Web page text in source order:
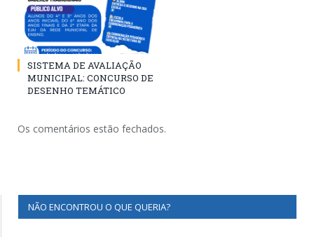
SISTEMA DE AVALIAÇÃO
MUNICIPAL: CONCURSO DE
DESENHO TEMÁTICO
Os comentários estão fechados.
NÃO ENCONTROU O QUE QUERIA?